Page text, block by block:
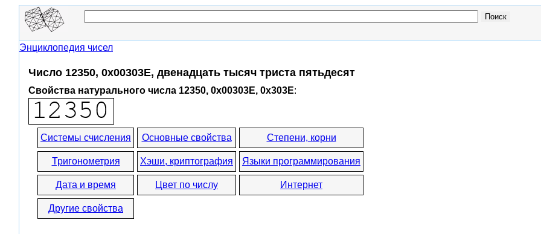
Энциклопедия чисел
Число 12350, 0x00303E, двенадцать тысяч триста пятьдесят
Свойства натурального числа 12350, 0x00303E, 0x303E:
Системы счисления Основные свойства Степени, корни
Тригонометрия Хэши, криптография Языки программирования
Дата и время Цвет по числу Интернет
Другие свойства